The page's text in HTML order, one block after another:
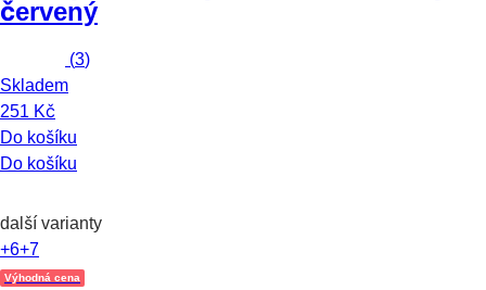
červený
(3)
Skladem
251 Kč
Do košíku
Do košíku
další varianty
+6+7
Výhodná cena